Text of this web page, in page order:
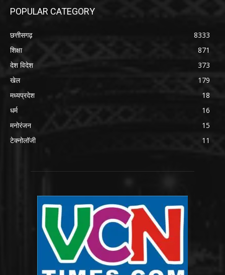
POPULAR CATEGORY
छत्तीसगढ़
8333
शिक्षा
871
देश विदेश
373
खेल
179
मध्यप्रदेश
18
धर्म
16
मनोरंजन
15
टेक्नोलॉजी
11